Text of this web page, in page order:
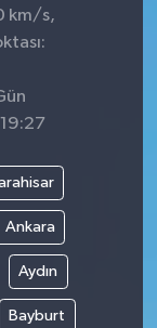
km/s,
Ankara
Aydın
Bayburt